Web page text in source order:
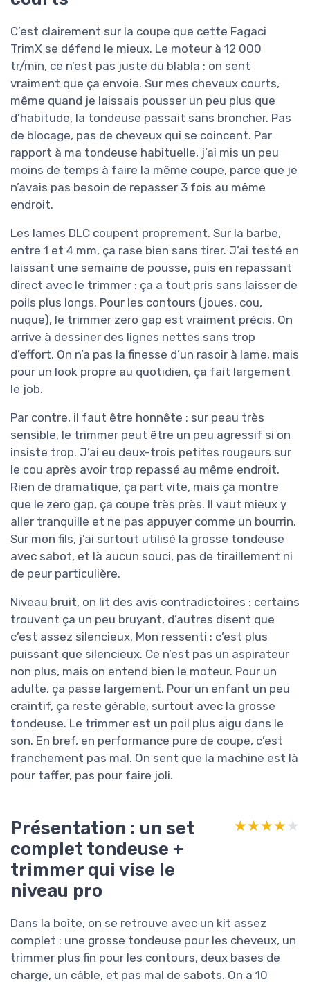
C’est clairement sur la coupe que cette Fagaci
TrimX se défend le mieux. Le moteur à 12 000
tr/min, ce n’est pas juste du blabla : on sent
vraiment que ça envoie. Sur mes cheveux courts,
même quand je laissais pousser un peu plus que
d’habitude, la tondeuse passait sans broncher. Pas
de blocage, pas de cheveux qui se coincent. Par
rapport à ma tondeuse habituelle, j’ai mis un peu
moins de temps à faire la même coupe, parce que je
n’avais pas besoin de repasser 3 fois au même
endroit.
Les lames DLC coupent proprement. Sur la barbe,
entre 1 et 4 mm, ça rase bien sans tirer. J’ai testé en
laissant une semaine de pousse, puis en repassant
direct avec le trimmer : ça a tout pris sans laisser de
poils plus longs. Pour les contours (joues, cou,
nuque), le trimmer zero gap est vraiment précis. On
arrive à dessiner des lignes nettes sans trop
d’effort. On n’a pas la finesse d’un rasoir à lame, mais
pour un look propre au quotidien, ça fait largement
le job.
Par contre, il faut être honnête : sur peau très
sensible, le trimmer peut être un peu agressif si on
insiste trop. J’ai eu deux-trois petites rougeurs sur
le cou après avoir trop repassé au même endroit.
Rien de dramatique, ça part vite, mais ça montre
que le zero gap, ça coupe très près. Il vaut mieux y
aller tranquille et ne pas appuyer comme un bourrin.
Sur mon fils, j’ai surtout utilisé la grosse tondeuse
avec sabot, et là aucun souci, pas de tiraillement ni
de peur particulière.
Niveau bruit, on lit des avis contradictoires : certains
trouvent ça un peu bruyant, d’autres disent que
c’est assez silencieux. Mon ressenti : c’est plus
puissant que silencieux. Ce n’est pas un aspirateur
non plus, mais on entend bien le moteur. Pour un
adulte, ça passe largement. Pour un enfant un peu
craintif, ça reste gérable, surtout avec la grosse
tondeuse. Le trimmer est un poil plus aigu dans le
son. En bref, en performance pure de coupe, c’est
franchement pas mal. On sent que la machine est là
pour taffer, pas pour faire joli.
Présentation : un set
complet tondeuse +
trimmer qui vise le
niveau pro
★★★★★
★★★★★
Dans la boîte, on se retrouve avec un kit assez
complet : une grosse tondeuse pour les cheveux, un
trimmer plus fin pour les contours, deux bases de
charge, un câble, et pas mal de sabots. On a 10